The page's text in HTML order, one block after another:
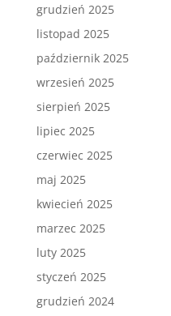
grudzień 2025
listopad 2025
październik 2025
wrzesień 2025
sierpień 2025
lipiec 2025
czerwiec 2025
maj 2025
kwiecień 2025
marzec 2025
luty 2025
styczeń 2025
grudzień 2024